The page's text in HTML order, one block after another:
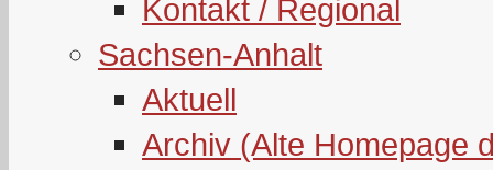
Kontakt / Regional
Sachsen-Anhalt
Aktuell
Archiv (Alte Homepage